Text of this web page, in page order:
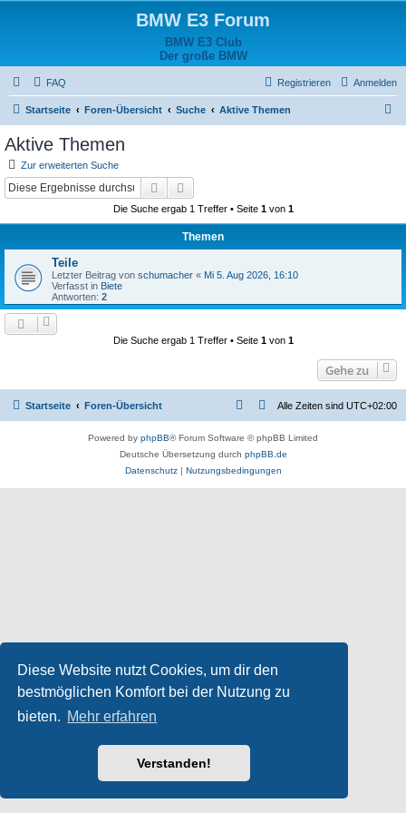
Diese Website nutzt Cookies, um dir den
bestmöglichen Komfort bei der Nutzung zu
bieten. Mehr erfahren
Verstanden!
BMW E3 Forum
BMW E3 Club
Der große BMW
FAQ Anmelden
Registrieren
Startseite Foren-Übersicht Suche Aktive Themen
Aktive Themen
Zur erweiterten Suche
Suche
Die Suche ergab 1 Treffer • Seite 1von 1
Themen
Teile
Letzter Beitrag von schumacher « Mi 5. Aug 2026, 16:10
Verfasst in Biete
Antworten: 2
Die Suche ergab 1 Treffer • Seite 1von 1
Gehe zu
Startseite Foren-Übersicht Alle Zeiten sind UTC+02:00
Powered by phpBB® Forum Software © phpBB Limited
Deutsche Übersetzung durch phpBB.de
Datenschutz| Nutzungsbedingungen